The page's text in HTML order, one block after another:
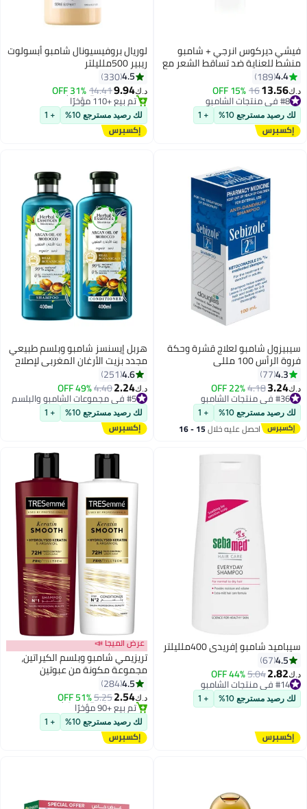
فيشي ديركوس انرجي + شامبو
منشط للعناية ضد تساقط الشعر مع
أمنيكسيل 400جرام
4.4
189
د.ك‏13.56
16
15% OFF #8 في منتجات الشامبو
تم بيع +200 مؤخرًا
#8 في منتجات الشامبو
لك رصيد مسترجع 10% + 1
لوريال بروفيسيونال شامبو أبسولوت
ريبير 500ملليلتر
4.5
330
د.ك‏9.94
14.41
31% OFF
#10 في منتجات الشامبو
أقل سعر في 7 يوم
تم بيع +110 مؤخرًا
#10 في منتجات الشامبو
لك رصيد مسترجع 10% + 1
سيبيزول شامبو لعلاج قشرة وحكة
فروة الرأس 100 مللى
4.3
77
د.ك‏3.24
4.18
22% OFF
#36 في منتجات الشامبو
#36 في منتجات الشامبو
لك رصيد مسترجع 10% + 1
احصل عليه خلال 15 - 16
هربل إيسنسز شامبو وبلسم طبيعي
مجدد بزيت الأرغان المغربي لإصلاح
الشعر
4.6
251
د.ك‏2.24
4.40
49% OFF #5 في مجموعات الشامبو والبلسم
تم بيع +330 مؤخرًا
#5 في مجموعات الشامبو والبلسم
لك رصيد مسترجع 10% + 1
سيباميد شامبو إفريدي 400ملليلتر
4.5
67
د.ك‏2.82
5.04
44% OFF #14 في منتجات الشامبو
تم بيع +100 مؤخرًا
#14 في منتجات الشامبو
لك رصيد مسترجع 10% + 1
عرض الميجا 📣
تريزيمي شامبو وبلسم الكيراتين،
مجموعة مكونة من عبوتين
400+400ملليلتر4.5
284
د.ك‏2.54
5.25
51% OFF
#4 في شامبو وبلسم
أقل سعر في 30 يوم
تم بيع +90 مؤخرًا
#4 في شامبو وبلسم
لك رصيد مسترجع 10% + 1